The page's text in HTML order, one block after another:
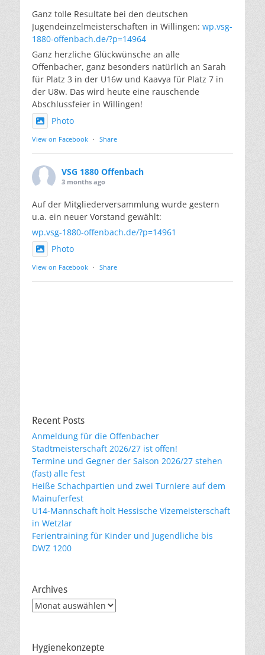
Ganz tolle Resultate bei den deutschen
Jugendeinzelmeisterschaften in Willingen: wp.vsg-
1880-offenbach.de/?p=14964
Ganz herzliche Glückwünsche an alle
Offenbacher, ganz besonders natürlich an Sarah
für Platz 3 in der U16w und Kaavya für Platz 7 in
der U8w. Das wird heute eine rauschende
Abschlussfeier in Willingen!
Photo
View on Facebook · Share
VSG 1880 Offenbach
3 months ago
Auf der Mitgliederversammlung wurde gestern
u.a. ein neuer Vorstand gewählt:
wp.vsg-1880-offenbach.de/?p=14961
Photo
View on Facebook · Share
Recent Posts
Anmeldung für die Offenbacher
Stadtmeisterschaft 2026/27 ist offen!
Termine und Gegner der Saison 2026/27 stehen
(fast) alle fest
Heiße Schachpartien und zwei Turniere auf dem
Mainuferfest
U14-Mannschaft holt Hessische Vizemeisterschaft
in Wetzlar
Ferientraining für Kinder und Jugendliche bis
DWZ 1200
Archives
Archives
Hygienekonzepte